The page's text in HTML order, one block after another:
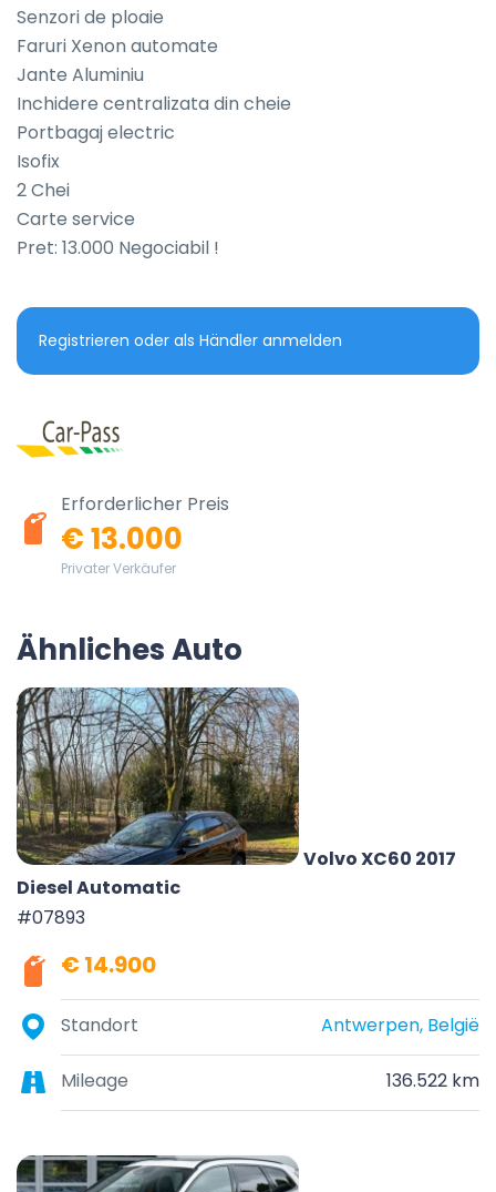
Senzori de ploaie
Faruri Xenon automate
Jante Aluminiu
Inchidere centralizata din cheie
Portbagaj electric
Isofix
2 Chei
Carte service
Pret: 13.000 Negociabil !
Registrieren oder als Händler anmelden
Erforderlicher Preis
€ 13.000
Privater Verkäufer
Ähnliches Auto
Volvo XC60 2017
Diesel Automatic
#07893
€ 14.900
Standort Antwerpen, België
Mileage 136.522 km